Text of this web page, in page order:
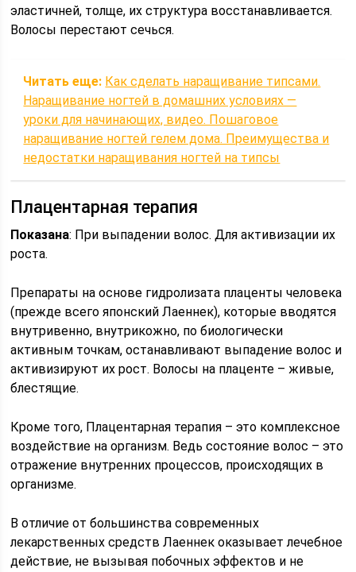
эластичней, толще, их структура восстанавливается.
Волосы перестают сечься.
Читать еще: Как сделать наращивание типсами.
Наращивание ногтей в домашних условиях —
уроки для начинающих, видео. Пошаговое
наращивание ногтей гелем дома. Преимущества и
недостатки наращивания ногтей на типсы
Плацентарная терапия
Показана: При выпадении волос. Для активизации их
роста.
Препараты на основе гидролизата плаценты человека
(прежде всего японский Лаеннек), которые вводятся
внутривенно, внутрикожно, по биологически
активным точкам, останавливают выпадение волос и
активизируют их рост. Волосы на плаценте – живые,
блестящие.
Кроме того, Плацентарная терапия – это комплексное
воздействие на организм. Ведь состояние волос – это
отражение внутренних процессов, происходящих в
организме.
В отличие от большинства современных
лекарственных средств Лаеннек оказывает лечебное
действие, не вызывая побочных эффектов и не